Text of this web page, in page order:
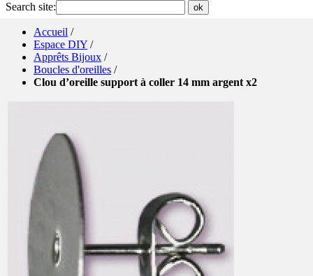
Search site:
ok
Accueil /
Espace DIY /
Apprêts Bijoux /
Boucles d'oreilles /
Clou d’oreille support à coller 14 mm argent x2